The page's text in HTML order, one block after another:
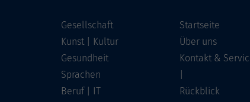
Gesellschaft
Kunst | Kultur
Gesundheit
Sprachen
Beruf | IT
Startseite
Über uns
Kontakt &
Rückblick